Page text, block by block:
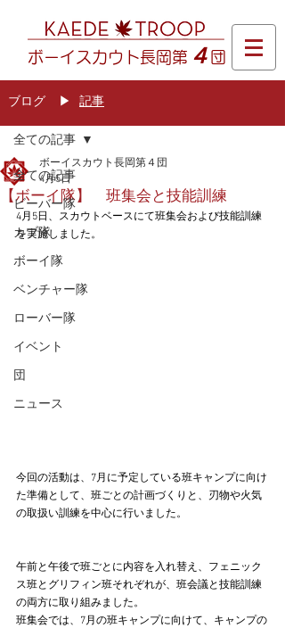
ボーイスカウト長岡第 ４ 団
記事
全ての記事
ビーバー隊
カブ隊
ボーイ隊
ベンチャー隊
ローバー隊
イベント
団
ニュース
全ての記事
【ボーイ隊】 班集会と技能訓練
ボーイスカウト長岡第４団
4月5日
4月5日、スカウトベースにて班集会および技能訓練
を実施しました。
今回の活動は、7月に予定している班キャンプに向け
た準備として、班ごとの計画づくりと、刃物や火気
の取扱い訓練を中心に行いました。
午前と午後で班ごとに内容を入れ替え、フェニック
ス班とグリフィン班それぞれが、班会議と技能訓練
の両方に取り組みました。
班集会では、7月の班キャンプに向けて、キャンプの
ブログ ​▶ 記事